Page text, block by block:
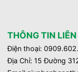
THÔNG TIN LIÊN
Điện thoại:
Địa Chỉ: 15 Đường